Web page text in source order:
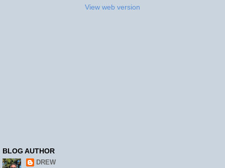
View web version
BLOG AUTHOR
DREW